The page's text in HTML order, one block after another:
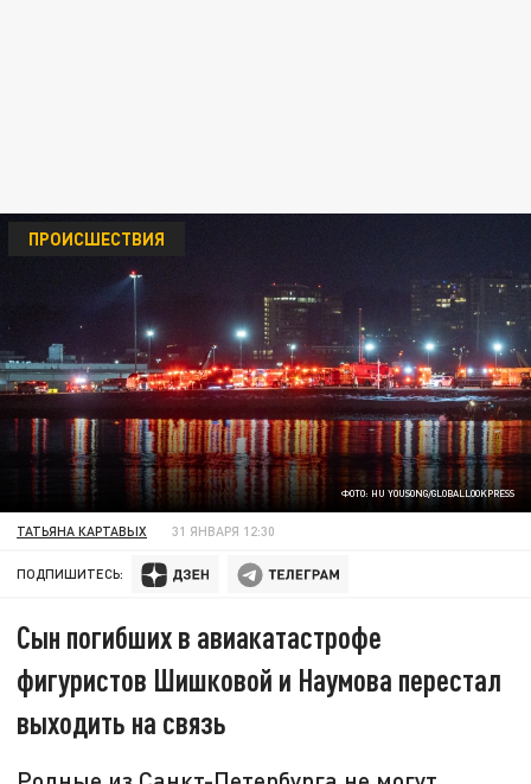
ФОТО: HU YOUSONG/GLOBALLOOKPRESS
ПРОИСШЕСТВИЯ
ТАТЬЯНА КАРТАВЫХ 31 ЯНВАРЯ 12:30
ПОДПИШИТЕСЬ:
Сын погибших в авиакатастрофе
фигуристов Шишковой и Наумова перестал
выходить на связь